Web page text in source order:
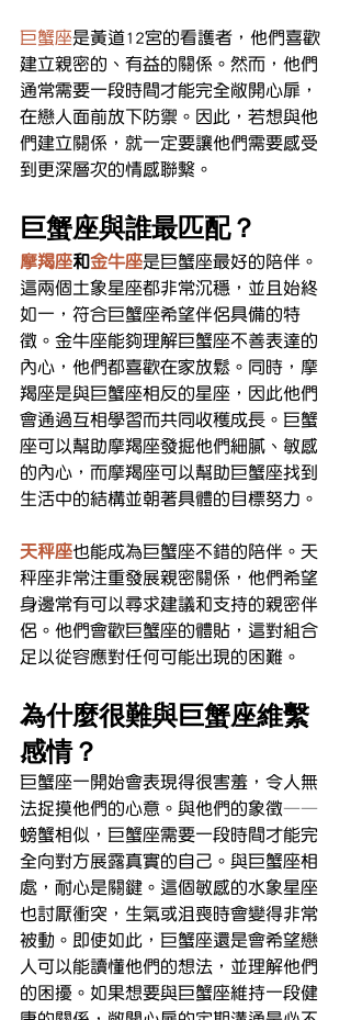
巨蟹座是黃道12宮的看護者，他們喜歡
建立親密的、有益的關係。然而，他們
通常需要一段時間才能完全敞開心扉，
在戀人面前放下防禦。因此，若想與他
們建立關係，就一定要讓他們需要感受
到更深層次的情感聯繫。
巨蟹座與誰最匹配？
摩羯座和金牛座是巨蟹座最好的陪伴。
這兩個土象星座都非常沉穩，並且始終
如一，符合巨蟹座希望伴侶具備的特
徵。金牛座能夠理解巨蟹座不善表達的
內心，他們都喜歡在家放鬆。同時，摩
羯座是與巨蟹座相反的星座，因此他們
會通過互相學習而共同收穫成長。巨蟹
座可以幫助摩羯座發掘他們細膩、敏感
的內心，而摩羯座可以幫助巨蟹座找到
生活中的結構並朝著具體的目標努力。
天秤座也能成為巨蟹座不錯的陪伴。天
秤座非常注重發展親密關係，他們希望
身邊常有可以尋求建議和支持的親密伴
侶。他們會歡巨蟹座的體貼，這對組合
足以從容應對任何可能出現的困難。
為什麼很難與巨蟹座維繫
感情？
巨蟹座一開始會表現得很害羞，令人無
法捉摸他們的心意。與他們的象徵——
螃蟹相似，巨蟹座需要一段時間才能完
全向對方展露真實的自己。與巨蟹座相
處，耐心是關鍵。這個敏感的水象星座
也討厭衝突，生氣或沮喪時會變得非常
被動。即使如此，巨蟹座還是會希望戀
人可以能讀懂他們的想法，並理解他們
的困擾。如果想要與巨蟹座維持一段健